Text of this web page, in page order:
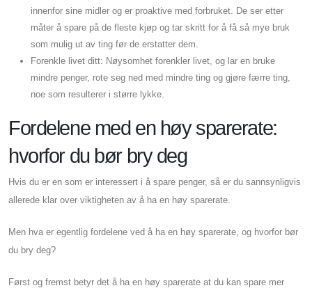
innenfor sine midler og er proaktive med forbruket. De ser etter
måter å spare på de fleste kjøp og tar skritt for å få så mye bruk
som mulig ut av ting før de erstatter dem.
Forenkle livet ditt: Nøysomhet forenkler livet, og lar en bruke
mindre penger, rote seg ned med mindre ting og gjøre færre ting,
noe som resulterer i større lykke.
Fordelene med en høy sparerate:
hvorfor du bør bry deg
Hvis du er en som er interessert i å spare penger, så er du sannsynligvis
allerede klar over viktigheten av å ha en høy sparerate.
Men hva er egentlig fordelene ved å ha en høy sparerate, og hvorfor bør
du bry deg?
Først og fremst betyr det å ha en høy sparerate at du kan spare mer